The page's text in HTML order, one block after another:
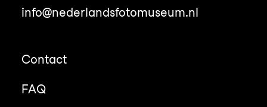
info@nederlandsfotomuseum.nl
Contact
FAQ